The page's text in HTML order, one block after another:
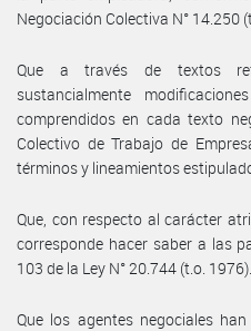
Negociación Colectiva N° 14.250
Que a través de textos
sustancialmente
comprendidos en cada texto
Colectivo de Trabajo de
términos y lineamientos
Que, con respecto al carácter
corresponde hacer saber a las
103 de la Ley N° 20.744 (t.o. 1976).
Que los agentes negociales